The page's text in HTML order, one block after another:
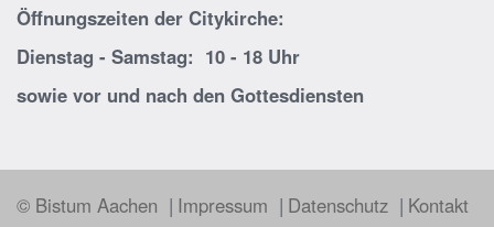
Öffnungszeiten der Citykirche:
Dienstag - Samstag: 10 - 18 Uhr
sowie vor und nach den Gottesdiensten
© Bistum Aachen Impressum Datenschutz Kontakt